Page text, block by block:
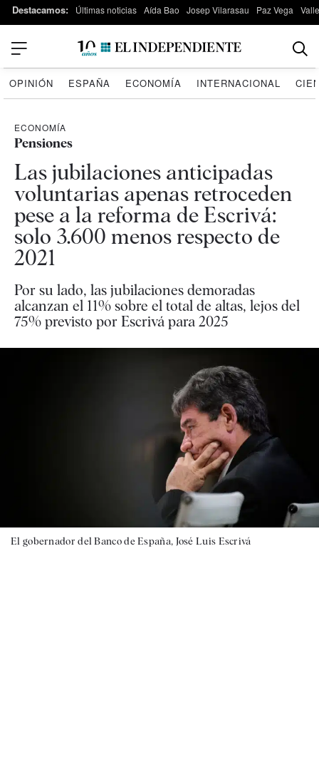
Destacamos: Últimas noticias Aída Bao Josep Vilarasau Paz Vega
OPINIÓN ESPAÑA ECONOMÍA INTERNACIONAL
ECONOMÍA
Pensiones
Las jubilaciones anticipadas
voluntarias apenas retroceden
pese a la reforma de Escrivá:
solo 3.600 menos respecto de
2021
Por su lado, las jubilaciones demoradas
alcanzan el 11% sobre el total de altas, lejos del
75% previsto por Escrivá para 2025
El gobernador del Banco de España, José Luis Escrivá